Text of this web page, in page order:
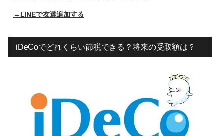
→LINEで友達追加する
iDeCoでどれくらい節税できる？将来の受取額は？